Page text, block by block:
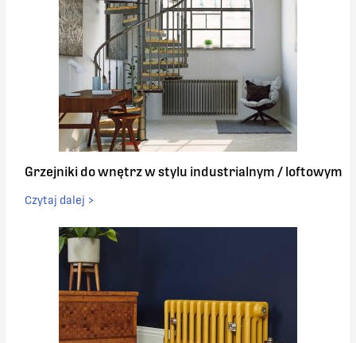
Grzejniki do wnętrz w stylu industrialnym / loftowym
Czytaj dalej >